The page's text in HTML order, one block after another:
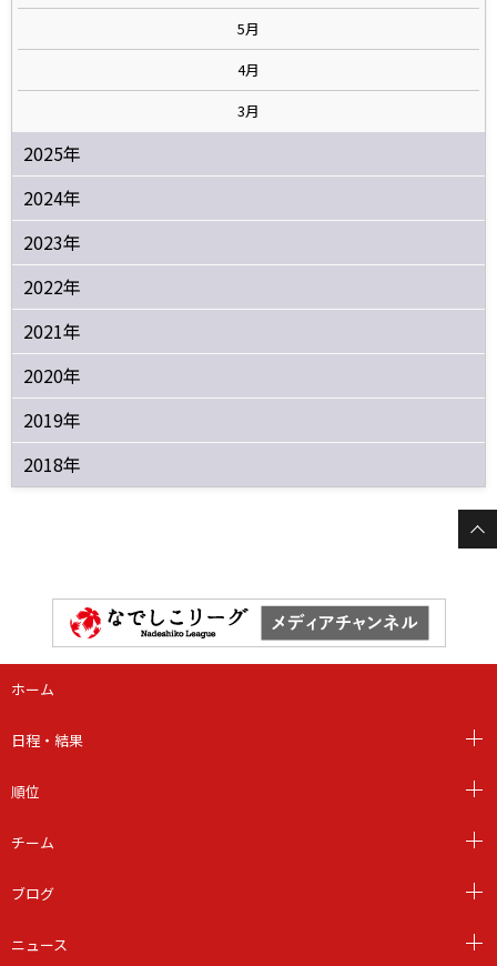
5月
4月
3月
2025年
2024年
2023年
2022年
2021年
2020年
2019年
2018年
ホーム
日程・結果
順位
チーム
ブログ
ニュース